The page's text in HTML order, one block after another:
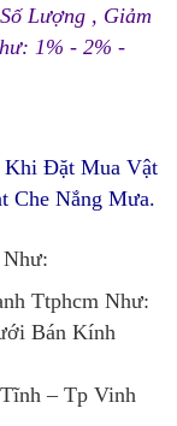
Lượng , Giảm
1% - 2% -
Khi Đặt Mua Vật
Che Nắng Mưa.
Ttphcm Như:
Bán Kính
– Tp Vinh